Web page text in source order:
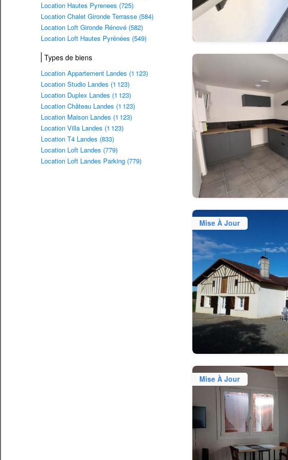
Location Hautes Pyrenees (725)
Location Chalet Gironde Terrasse (584)
Location Loft Gironde Rénové (582)
Location Loft Hautes Pyrénées (549)
Types de biens
Location Appartement Landes (1 123)
Location Studio Landes (1 123)
Location Duplex Landes (1 123)
Location Château Landes (1 123)
Location Maison Landes (1 123)
Location Villa Landes (1 123)
Location T4 Landes (833)
Location Loft Landes (779)
Location Loft Landes Parking (779)
Mise À Jour
Mise À Jour